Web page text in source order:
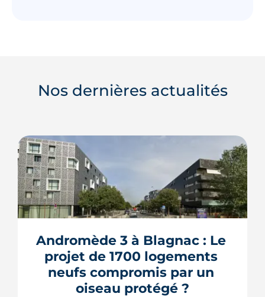
Nos dernières actualités
Andromède 3 à Blagnac : Le
projet de 1700 logements
neufs compromis par un
oiseau protégé ?